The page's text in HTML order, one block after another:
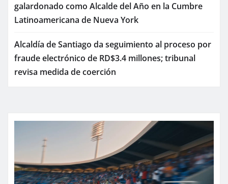
galardonado como Alcalde del Año en la Cumbre
Latinoamericana de Nueva York
Alcaldía de Santiago da seguimiento al proceso por
fraude electrónico de RD$3.4 millones; tribunal
revisa medida de coerción